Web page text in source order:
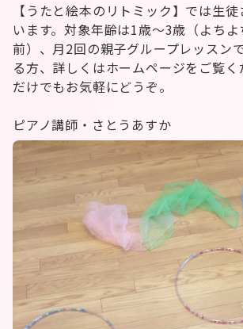
【 うたと絵本のリトミック】では生
います。対象年齢は1歳〜3歳（よち
前）、月2回の親子グループレッスン
る方、詳しくはホームページをご覧
だけでもお気軽にどうぞ。
ピアノ講師・さとうあすか